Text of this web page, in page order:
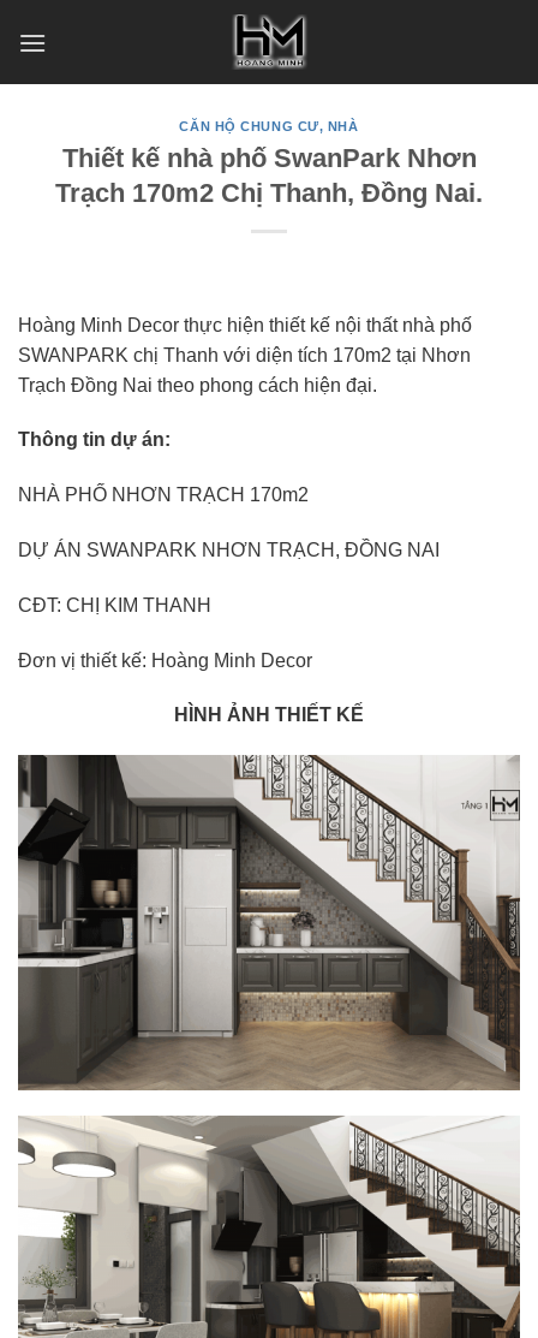
CĂN HỘ CHUNG CƯ, NHÀ
Thiết kế nhà phố SwanPark Nhơn
Trạch 170m2 Chị Thanh, Đồng Nai.
Hoàng Minh Decor thực hiện thiết kế nội thất nhà phố
SWANPARK chị Thanh với diện tích 170m2 tại Nhơn
Trạch Đồng Nai theo phong cách hiện đại.
Thông tin dự án:
NHÀ PHỐ NHƠN TRẠCH 170m2
DỰ ÁN SWANPARK NHƠN TRẠCH, ĐỒNG NAI
CĐT: CHỊ KIM THANH
Đơn vị thiết kế: Hoàng Minh Decor
HÌNH ẢNH THIẾT KẾ